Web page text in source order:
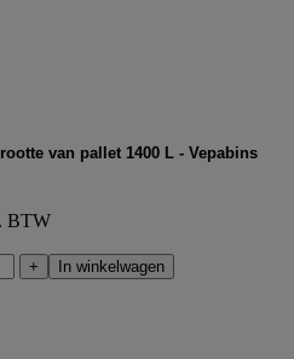
van pallet 1400 L - Vepabins
BTW
+ In winkelwagen